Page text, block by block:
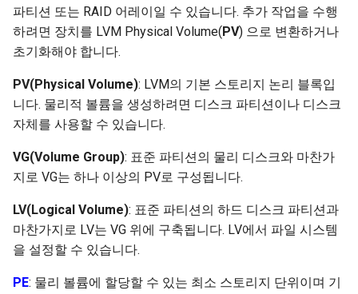
파티션 또는 RAID 어레이일 수 있습니다. 추가 작업을 수행
하려면 장치를 LVM Physical Volume(PV) 으로 변환하거나
초기화해야 합니다.
PV(Physical Volume): LVM의 기본 스토리지 논리 블록입
니다. 물리적 볼륨을 생성하려면 디스크 파티션이나 디스크
자체를 사용할 수 있습니다.
VG(Volume Group): 표준 파티션의 물리 디스크와 마찬가
지로 VG는 하나 이상의 PV로 구성됩니다.
LV(Logical Volume): 표준 파티션의 하드 디스크 파티션과
마찬가지로 LV는 VG 위에 구축됩니다. LV에서 파일 시스템
을 설정할 수 있습니다.
PE: 물리 볼륨에 할당할 수 있는 최소 스토리지 단위이며 기